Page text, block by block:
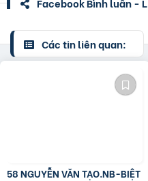
Các tin liên quan:
58 NGUYỄN VĂN TẠO.NB-BIỆT